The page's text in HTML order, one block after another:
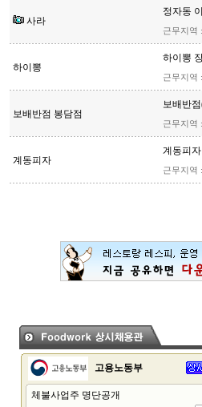
사라
정자동
근무지역
하이뽕
하이뽕
근무지역
보배반점 봉담점
보배반
근무지역
계동피자
계동피
근무지역
고용노동부
체불사업주 명단공개